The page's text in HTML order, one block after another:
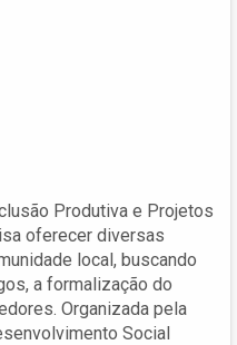
Produtiva e Projetos
oferecer diversas
local, buscando
a formalização do
Organizada pela
Social